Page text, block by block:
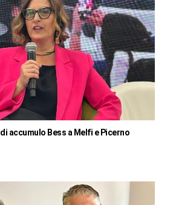
accumulo Bess a Melfi e Picerno